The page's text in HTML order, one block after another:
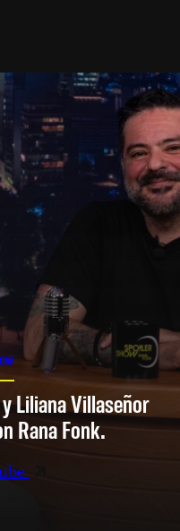
Liliana Villaseñor
Rana Fonk.